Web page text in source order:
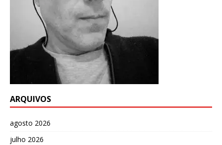
ARQUIVOS
agosto 2026
julho 2026